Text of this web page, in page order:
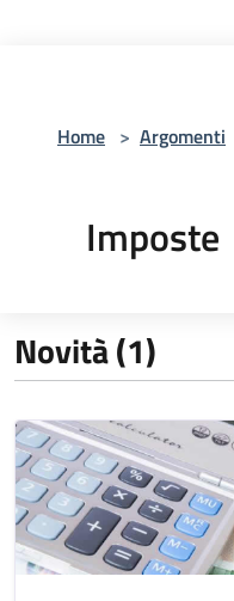
Home > Argomenti
Imposte
Novità (1)